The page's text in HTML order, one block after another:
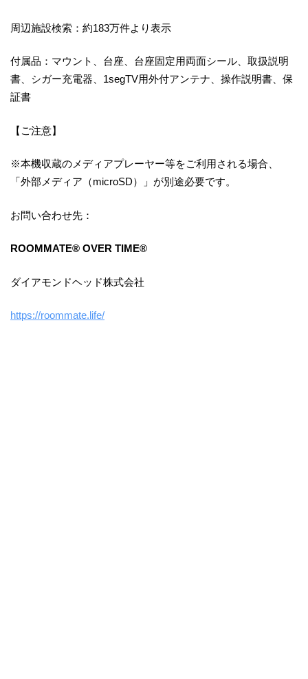
周辺施設検索：約183万件より表示
付属品：マウント、台座、台座固定用両面シール、取扱説明
書、シガー充電器、1segTV用外付アンテナ、操作説明書、保
証書
【ご注意】
※本機収蔵のメディアプレーヤー等をご利用される場合、
「外部メディア（microSD）」が別途必要です。
お問い合わせ先：
ROOMMATE® OVER TIME®
ダイアモンドヘッド株式会社
https://roommate.life/